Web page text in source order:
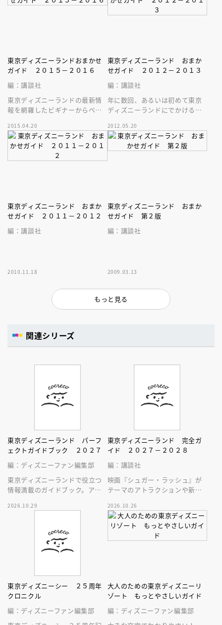
東京ディズニーランドおまかせ
ガイド ２０１５－２０１６
編：講談社
東京ディズニーランドの最新情
報を網羅したビギナーからベテ
版！ＰＣやスマホの活用術もバ
ッチリです！
2015.04.20
東京ディズニーランド おまか
せガイド ２０１２－２０１３
編：講談社
年に数回、あるいは初めて東京
ディズニーランドにでかけるパ
ク。大好評のチェックシールつ
き。
2012.05.20
東京ディズニーランド おまか
せガイド ２０１１－２０１２
編：講談社
2010.11.18
東京ディズニーランド おまか
せガイド 第２版
編：講談社
2009.03.13
もっと見る
関連シリーズ
東京ディズニーランド パーフ
ェクトガイドブック ２０２７
編：ディズニーファン編集部
東京ディズニーランドで役立つ
情報満載のガイドブック。アト
ン、グッズまでが１冊に！
2026.10.29
東京ディズニーランド 完全ガ
イド ２０２７－２０２８
編：講談社
映画『シュガー・ラッシュ』が
テーマのアトラクションや新生
東京ディズニーランドの最新情
報をお届け！
2026.10.26
東京ディズニーシー ２５周年
クロニクル
編：ディズニーファン編集部
大人のための東京ディズニーリ
ゾート もっとやさしいガイド
編：ディズニーファン編集部